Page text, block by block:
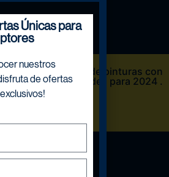
Nuestro catálogo de pinturas con
las novedades para 2024 .
Únicas para
nuestros
de ofertas